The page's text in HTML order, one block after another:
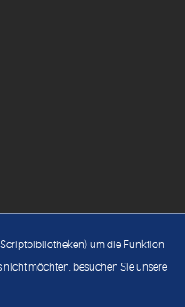
um die Funktion
nicht möchten, besuchen Sie unsere